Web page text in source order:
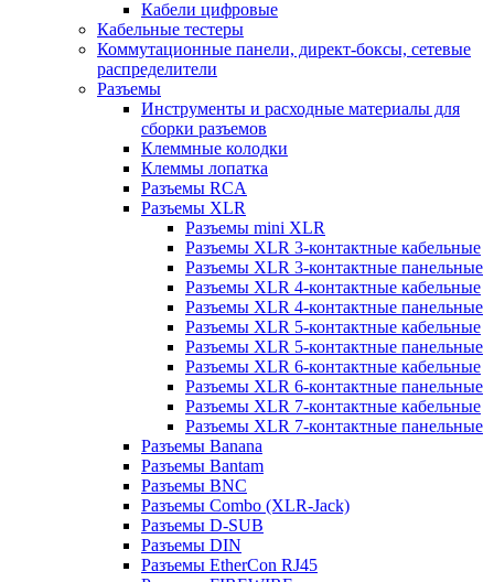
Кабели цифровые
Кабельные тестеры
Коммутационные панели, директ-боксы, сетевые
распределители
Разъемы
Инструменты и расходные материалы для
сборки разъемов
Клеммные колодки
Клеммы лопатка
Разъемы RCA
Разъемы XLR
Разъемы mini XLR
Разъемы XLR 3-контактные кабельные
Разъемы XLR 3-контактные панельные
Разъемы XLR 4-контактные кабельные
Разъемы XLR 4-контактные панельные
Разъемы XLR 5-контактные кабельные
Разъемы XLR 5-контактные панельные
Разъемы XLR 6-контактные кабельные
Разъемы XLR 6-контактные панельные
Разъемы XLR 7-контактные кабельные
Разъемы XLR 7-контактные панельные
Разъемы Banana
Разъемы Bantam
Разъемы BNC
Разъемы Combo (XLR-Jack)
Разъемы D-SUB
Разъемы DIN
Разъемы EtherCon RJ45